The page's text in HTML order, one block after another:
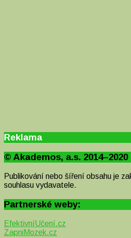
Reklama
© Akademos, a.s. 2014–2020
Publikování nebo šíření obsahu je
souhlasu vydavatele.
Partnerské weby:
EfektivníUčení.cz
ZapniMozek.cz